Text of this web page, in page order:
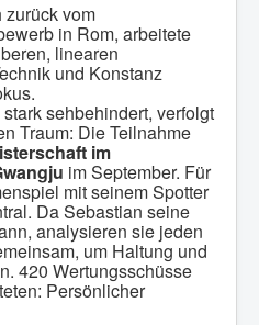
zurück vom
in Rom, arbeitete
linearen
und Konstanz
stark sehbehindert, verfolgt
Traum: Die Teilnahme
im
im September. Für
mit seinem Spotter
Da Sebastian seine
analysieren sie jeden
um Haltung und
420 Wertungsschüsse
Persönlicher